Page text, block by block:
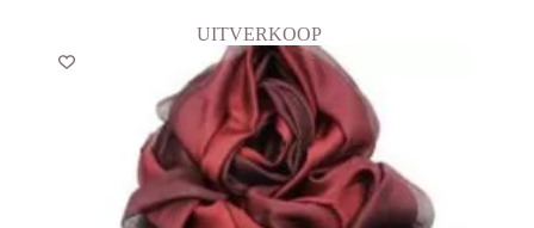
UITVERKOOP